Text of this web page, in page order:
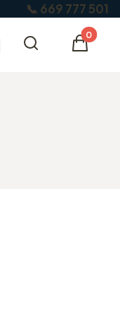
📞 669 777 501
Otwórz
Szukaj
Koszyk